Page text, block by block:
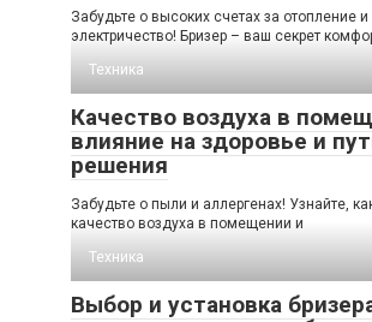
Забудьте о высоких счетах за отопление и
электричество! Бризер – ваш секрет
Техника
Качество воздуха в
влияние на здоровье и
решения
Забудьте о пыли и аллергенах! Узнайте,
качество воздуха в помещении и
Техника
Выбор и установка